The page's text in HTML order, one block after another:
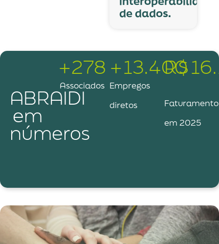
de dados.
ABRAIDI
em
números
Associados
+278
Empregos
diretos
+13.400
Faturamento
em 2025
R$